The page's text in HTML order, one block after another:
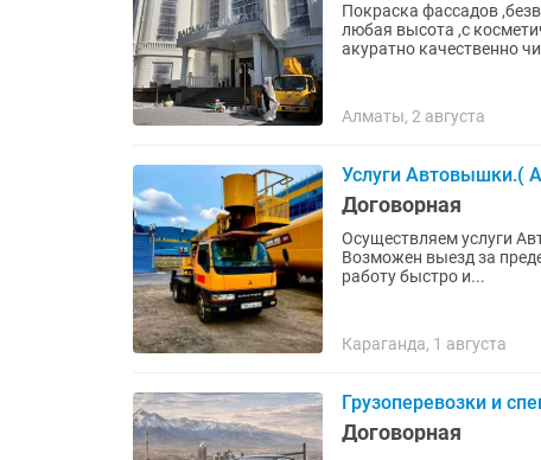
Покраска фассадов
любая высота ,с
акуратно качественно
Алматы, 2 августа
Услуги Автовышки.(
Договорная
Осуществляем услуги
Возможен выезд за
работу быстро и...
Караганда, 1 августа
Грузоперевозки и
Договорная